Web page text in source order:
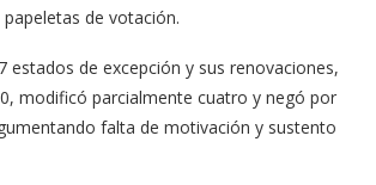
de votación.
estados de excepción y sus renovaciones,
modificó parcialmente cuatro y negó por
falta de motivación y sustento